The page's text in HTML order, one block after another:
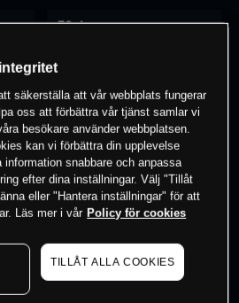
30 dagar
har en position i detta
Börja handla
säkerställa att vår webbplats fungerar
oss att förbättra vår tjänst samlar vi
besökare använder webbplatsen.
kan vi förbättra din upplevelse
snabbare och anpassa
efter dina inställningar. Välj "Tillåt
eller "Hantera inställningar" för att
Läs mer i vår Policy för cookies
TILLÅT ALLA COOKIES